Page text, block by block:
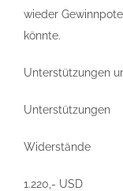
wieder
könnte.
Unterstützungen
Unterstützungen
Widerstände
1.220,- USD